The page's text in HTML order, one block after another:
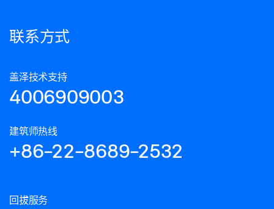
联系方式
盖泽技术支持
4006909003
建筑师热线
+86-22-8689-2532
回拔服务